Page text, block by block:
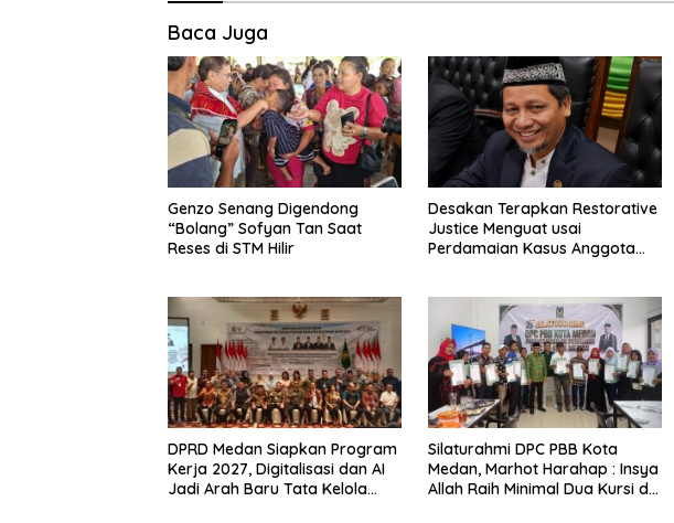
Baca Juga
Genzo Senang Digendong
“Bolang” Sofyan Tan Saat
Reses di STM Hilir
Desakan Terapkan Restorative
Justice Menguat usai
Perdamaian Kasus Anggota
DPRD Medan Siapkan Program
Kerja 2027, Digitalisasi dan AI
Jadi Arah Baru Tata Kelola
Silaturahmi DPC PBB Kota
Medan, Marhot Harahap : Insya
Allah Raih Minimal Dua Kursi di